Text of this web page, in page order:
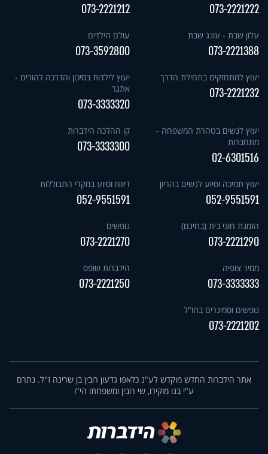
073-2221222
073-2221212
עלון שבת - עונג שבת
073-2221388
עולם הילדים
073-3592800
יעוץ למתחזקים בתחילת הדרך
073-2221232
יעוץ לילדות בסיכון והדרכה להורים -
אתגר
073-3333320
יעוץ לנשים בטהרת המשפחה -
מתחברות
02-6301516
קו ההלכה הידברות
073-3333300
יעוץ תמיכה וסיוע לנשים בהריון
052-9551591
דיווח וסיוע במקרי התבוללות
052-9551591
הזמנת חוגי בית (בחינם)
073-2221290
נופשים
073-2221270
ממיר צופיה
073-3333333
הידברות שופס
073-2221250
נופשים וסמינרים בחו"ל
073-2221202
אתר הידברות החדש מוקדש לע"נ כלאפו גדעון רובין בן שרינה ז"ל. נתרם
ע"י בנו מוקירו, שי רובין ומשפחתו הי"ו